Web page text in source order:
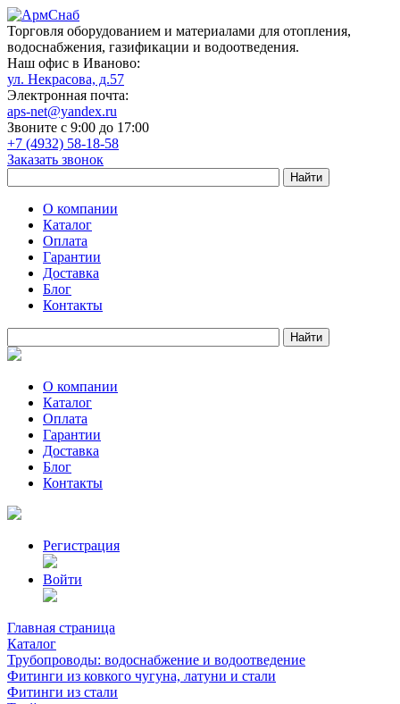
Торговля оборудованием и материалами для отопления,
водоснабжения, газификации и водоотведения.
Наш офис в Иваново:
ул. Некрасова, д.57
Электронная почта:
aps-net@yandex.ru
Звоните с 9:00 до 17:00
+7 (4932) 58-18-58
Заказать звонок
О компании
Каталог
Оплата
Гарантии
Доставка
Блог
Контакты
О компании
Каталог
Оплата
Гарантии
Доставка
Блог
Контакты
Регистрация
Войти
Главная страница
Каталог
Трубопроводы: водоснабжение и водоотведение
Фитинги из ковкого чугуна, латуни и стали
Фитинги из стали